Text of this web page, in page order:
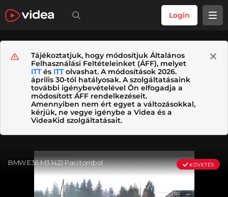
Login
Tájékoztatjuk, hogy módosítjuk Általános
Felhasználási Feltételeinket (ÁFF), melyet
ITTés ITTolvashat. A módosítások 2026.
április 30-tól hatályosak. A szolgáltatásaink
további igénybevételével Ön elfogadja a
módosított ÁFF rendelkezéseit.
Amennyiben nem ért egyet a változásokkal,
kérjük, ne vegye igénybe a Videa és a
VideaKid szolgáltatásait.